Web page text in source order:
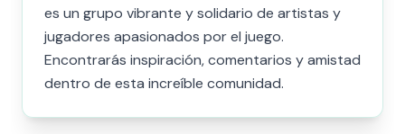
es un grupo vibrante y solidario de artistas y
jugadores apasionados por el juego.
Encontrarás inspiración, comentarios y amistad
dentro de esta increíble comunidad.